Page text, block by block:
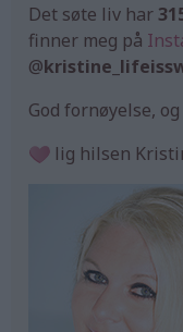
Det søte liv har
finner meg på
@
God fornøyelse,
lig hilsen